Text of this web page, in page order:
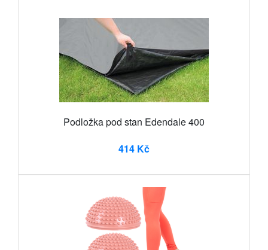
Podložka pod stan Edendale 400
414 Kč